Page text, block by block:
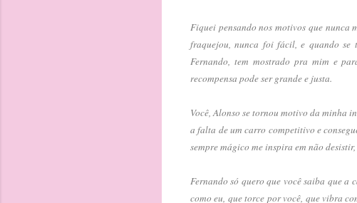
Fiquei pensando nos motivos que nunca
fraquejou, nunca foi fácil, e quando se
Fernando, tem mostrado pra mim e
recompensa pode ser grande e justa.
Você, Alonso se tornou motivo da minha
a falta de um carro competitivo e
sempre mágico me inspira em não
Fernando só quero que você saiba que a
como eu, que torce por você, que vibra